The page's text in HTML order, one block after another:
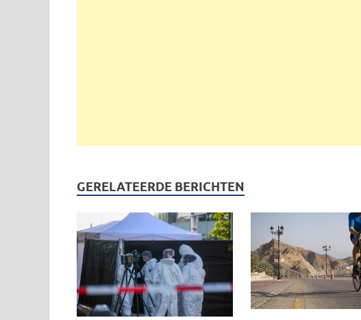
GERELATEERDE BERICHTEN